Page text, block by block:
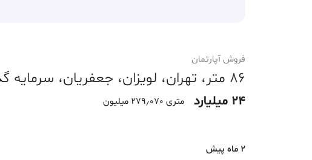
فروش آپارتمان
86 متر، تهران، لویزان، جعفریان، سرمایه گذاری
24 میلیارد متری 279٫070 میلیون
2 ماه پیش